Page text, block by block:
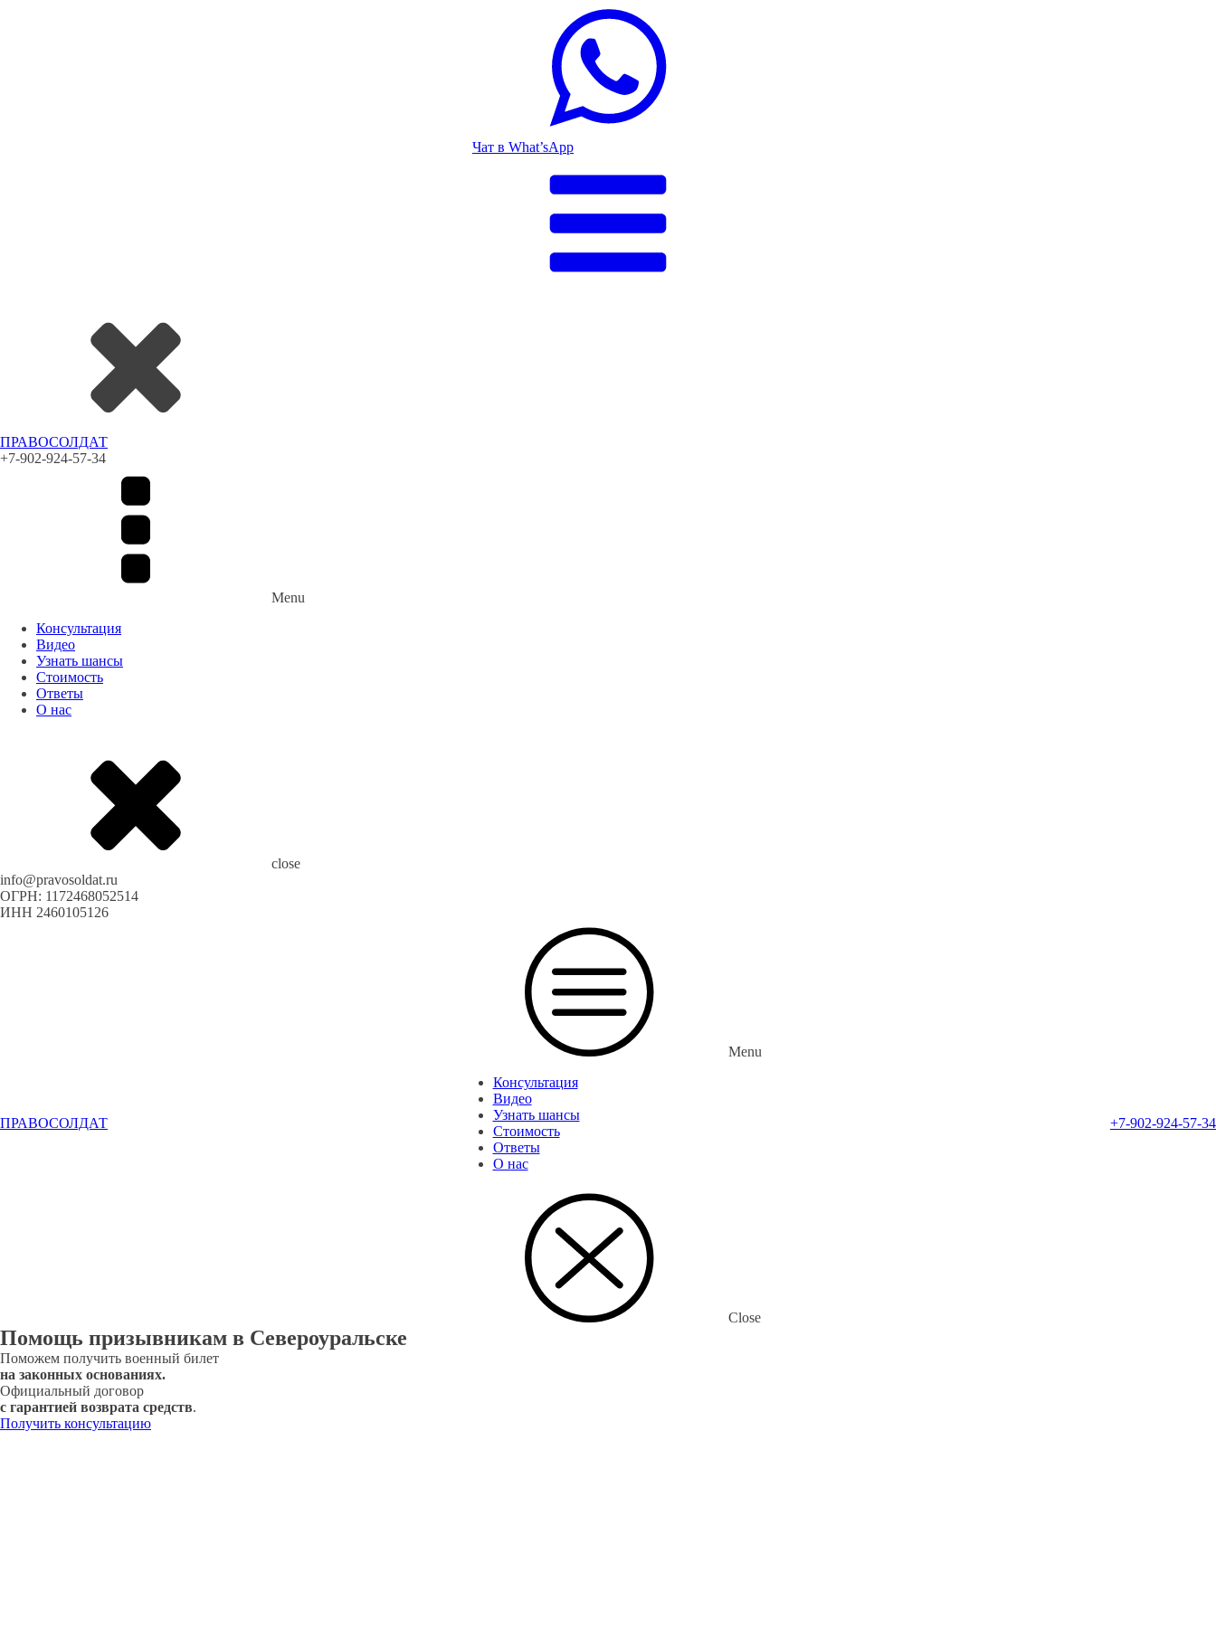
Чат в What’sApp
ПРАВОСОЛДАТ
+7-902-924-57-34
Menu
Консультация
Видео
Узнать шансы
Стоимость
Ответы
О нас
close
info@pravosoldat.ru
ОГРН: 1172468052514
ИНН 2460105126
ПРАВОСОЛДАТ
Menu
Консультация
Видео
Узнать шансы
Стоимость
Ответы
О нас
Close
+7-902-924-57-34
Помощь призывникам в Североуральске
Поможем получить военный билет
на законных основаниях.
Официальный договор
с гарантией возврата средств.
Получить консультацию